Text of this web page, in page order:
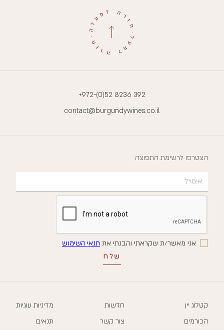
+972-(0)52 8236 392
contact@burgundywines.co.il
הצטרפו לרשימת התפוצה
אני מאשר/ת שקראתי והבנתי את תנאי השימוש
קטלוג יין
הכורמים
חדשות
צור קשר
מדיניות עוגיות
תנאים